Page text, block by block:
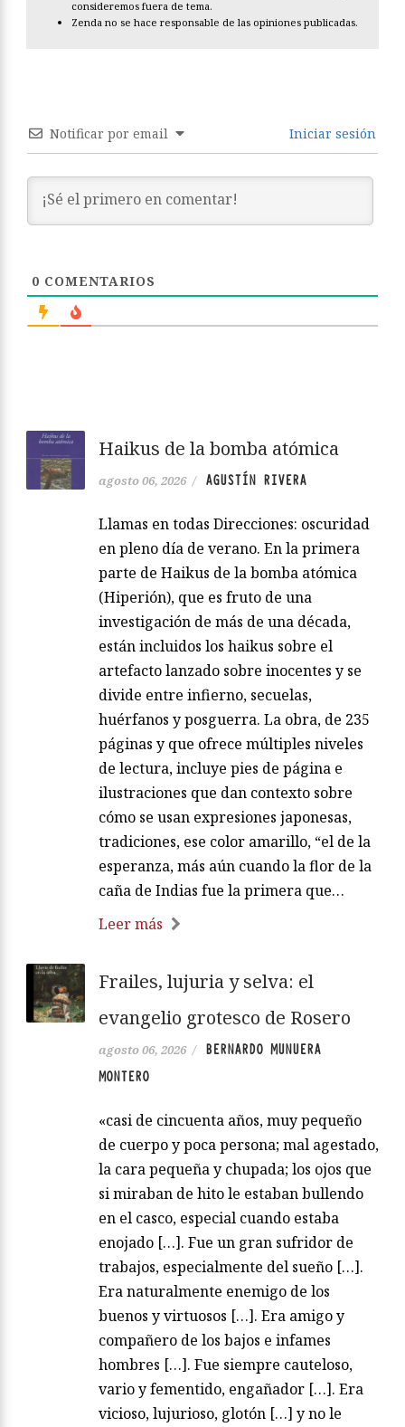
consideremos fuera de tema.
Zenda no se hace responsable de las opiniones publicadas.
Notificar por email Iniciar sesión
0 COMENTARIOS
Haikus de la bomba atómica
agosto 06, 2026 / AGUSTÍN RIVERA
Llamas en todas Direcciones: oscuridad
en pleno día de verano. En la primera
parte de Haikus de la bomba atómica
(Hiperión), que es fruto de una
investigación de más de una década,
están incluidos los haikus sobre el
artefacto lanzado sobre inocentes y se
divide entre infierno, secuelas,
huérfanos y posguerra. La obra, de 235
páginas y que ofrece múltiples niveles
de lectura, incluye pies de página e
ilustraciones que dan contexto sobre
cómo se usan expresiones japonesas,
tradiciones, ese color amarillo, “el de la
esperanza, más aún cuando la flor de la
caña de Indias fue la primera que…
Leer más
Frailes, lujuria y selva: el
evangelio grotesco de Rosero
agosto 06, 2026 /
BERNARDO MUNUERA
MONTERO
«casi de cincuenta años, muy pequeño
de cuerpo y poca persona; mal agestado,
la cara pequeña y chupada; los ojos que
si miraban de hito le estaban bullendo
en el casco, especial cuando estaba
enojado […]. Fue un gran sufridor de
trabajos, especialmente del sueño […].
Era naturalmente enemigo de los
buenos y virtuosos […]. Era amigo y
compañero de los bajos e infames
hombres […]. Fue siempre cauteloso,
vario y fementido, engañador […]. Era
vicioso, lujurioso, glotón […] y no le